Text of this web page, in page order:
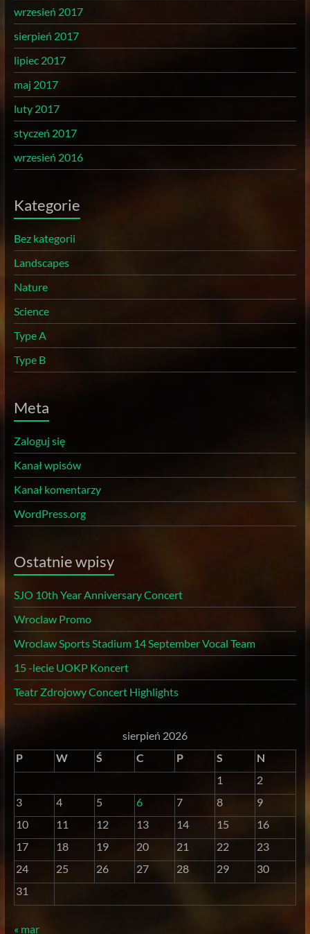
wrzesień 2017
sierpień 2017
lipiec 2017
maj 2017
luty 2017
styczeń 2017
wrzesień 2016
Kategorie
Bez kategorii
Landscapes
Nature
Science
Type A
Type B
Meta
Zaloguj się
Kanał wpisów
Kanał komentarzy
WordPress.org
Ostatnie wpisy
SJO 10th Year Anniversary Concert
Wroclaw Promo
Wroclaw Sports Stadium 14 September Vocal Team
15 -lecie UOKP Koncert
Teatr Zdrojowy Concert Highlights
sierpień 2026
P
W Ś C P S
N
1
2
3
4 5 6 7 8
9
10
11 12 13 14 15
16
17
18 19 20 21 22
23
24
25 26 27 28 29
30
31
« mar